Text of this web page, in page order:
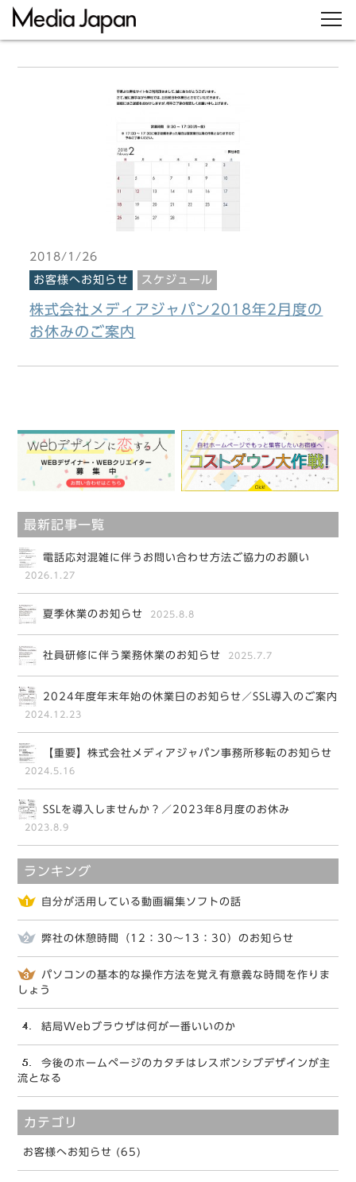
2018/1/26
お客様へお知らせ スケジュール
株式会社メディアジャパン2018年2月度の
お休みのご案内
最新記事一覧
電話応対混雑に伴うお問い合わせ方法ご協力のお願い
2026.1.27
夏季休業のお知らせ 2025.8.8
社員研修に伴う業務休業のお知らせ 2025.7.7
2024年度年末年始の休業日のお知らせ／SSL導入のご案内
2024.12.23
【重要】株式会社メディアジャパン事務所移転のお知らせ
2024.5.16
SSLを導入しませんか？／2023年8月度のお休み
2023.8.9
ランキング
自分が活用している動画編集ソフトの話
弊社の休憩時間（12：30～13：30）のお知らせ
パソコンの基本的な操作方法を覚え有意義な時間を作りま
しょう
結局Webブラウザは何が一番いいのか
今後のホームページのカタチはレスポンシブデザインが主
流となる
カテゴリ
お客様へお知らせ (65)